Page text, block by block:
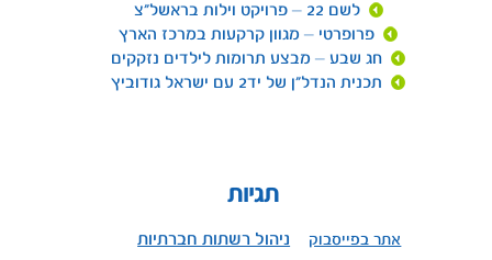
לשם 22 – פרויקט וילות בראשל"צ
פרופרטי – מגוון קרקעות במרכז הארץ
חג שבע – מבצע תרומות לילדים נזקקים
תכנית הנדל"ן של יד2 עם ישראל גודוביץ
תגיות
אתר בפייסבוק ניהול רשתות חברתיות